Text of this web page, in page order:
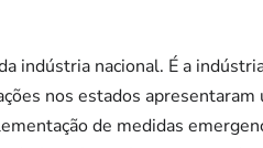
indústria nacional. É a
nos estados
de medidas